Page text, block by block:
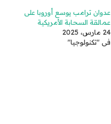
عدوان ترامب يوسع أوروبا على
عمالقة السحابة الأمريكية
24 مارس، 2025
في "تكنولوجيا"